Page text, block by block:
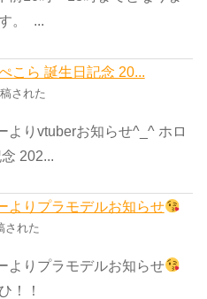
。 ...
こら 誕生日記念 20...
された
よりvtuberお知らせ^_^ ホロ
202...
よりプラモデルお知らせ
された
よりプラモデルお知らせ
！！